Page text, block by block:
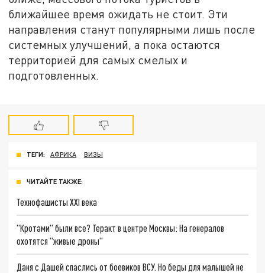
ближайшее время ожидать не стоит. Эти
направления станут популярными лишь после
системных улучшений, а пока остаются
территорией для самых смелых и
подготовленных.
ТЕГИ: АФРИКА ВИЗЫ
ЧИТАЙТЕ ТАКЖЕ:
Технофашисты XXI века
"Кротами" были все? Теракт в центре Москвы: На генералов
охотятся "живые дроны"
Даня с Дашей спаслись от боевиков ВСУ. Но беды для малышей не